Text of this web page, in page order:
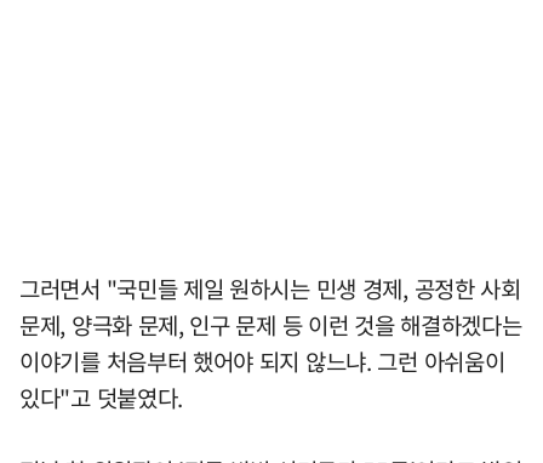
그러면서 "국민들 제일 원하시는 민생 경제, 공정한 사회
문제, 양극화 문제, 인구 문제 등 이런 것을 해결하겠다는
이야기를 처음부터 했어야 되지 않느냐. 그런 아쉬움이
있다"고 덧붙였다.